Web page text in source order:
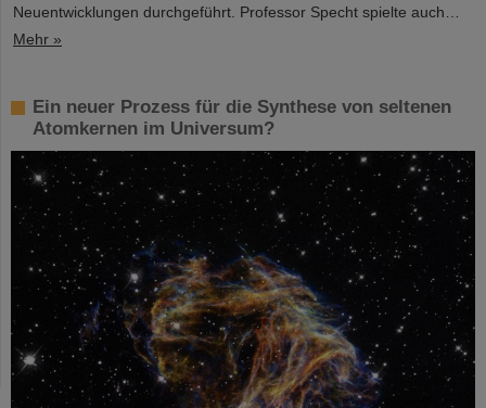
Neuentwicklungen durchgeführt. Professor Specht spielte auch…
Mehr »
Ein neuer Prozess für die Synthese von seltenen
Atomkernen im Universum?